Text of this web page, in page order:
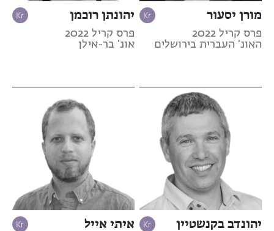
מורן יסעור
פרס קריל 2022
האונ' העברית בירושלים
יהונתן רוכמן
פרס קריל 2022
אונ' בר-אילן
יהונדב בקנשטיין איתי אייל